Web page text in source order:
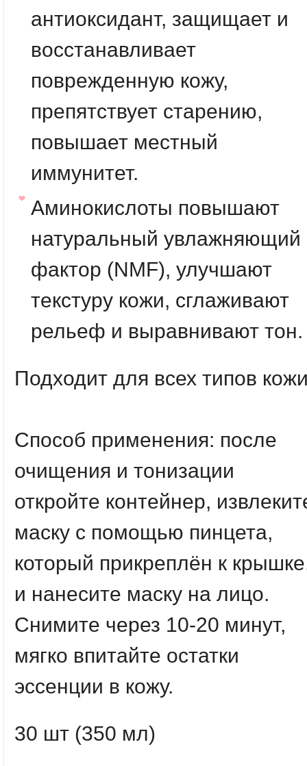
антиоксидант, защищает и
восстанавливает
поврежденную кожу,
препятствует старению,
повышает местный
иммунитет.
Аминокислоты повышают
натуральный увлажняющий
фактор (NMF), улучшают
текстуру кожи, сглаживают
рельеф и выравнивают тон.
Подходит для всех типов
Способ применения: после
очищения и тонизации
откройте контейнер,
маску с помощью пинцета,
который прикреплён к
и нанесите маску на лицо.
Снимите через 10-20 минут,
мягко впитайте остатки
эссенции в кожу.
30 шт (350 мл)